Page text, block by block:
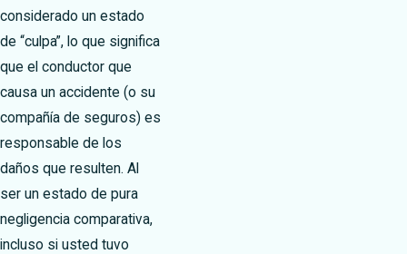
considerado un estado
de “culpa”, lo que significa
que el conductor que
causa un accidente (o su
compañía de seguros) es
responsable de los
daños que resulten. Al
ser un estado de pura
negligencia comparativa,
incluso si usted tuvo